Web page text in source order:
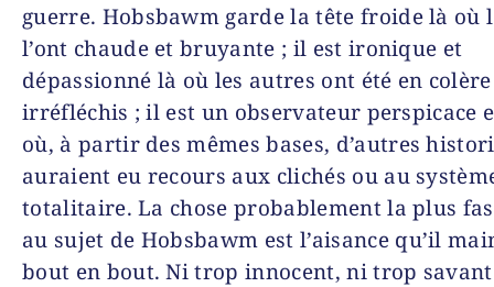
guerre. Hobsbawm garde la tête froide là où
l’ont chaude et bruyante ; il est ironique et
dépassionné là où les autres ont été en
irréfléchis ; il est un observateur perspicace
où, à partir des mêmes bases, d’autres
auraient eu recours aux clichés ou au
totalitaire. La chose probablement la plus
au sujet de Hobsbawm est l’aisance qu’il
bout en bout. Ni trop innocent, ni trop